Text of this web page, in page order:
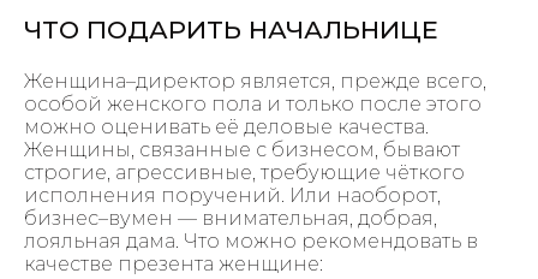
ЧТО ПОДАРИТЬ НАЧАЛЬНИЦЕ
Женщина–директор является, прежде всего,
особой женского пола и только после этого
можно оценивать её деловые качества.
Женщины, связанные с бизнесом, бывают
строгие, агрессивные, требующие чёткого
исполнения поручений. Или наоборот,
бизнес–вумен — внимательная, добрая,
лояльная дама. Что можно рекомендовать в
качестве презента женщине: